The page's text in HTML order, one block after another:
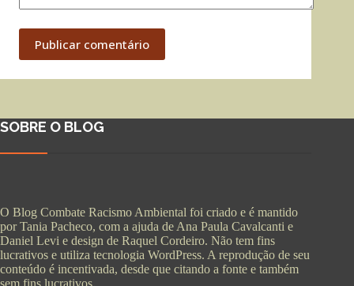
Publicar comentário
SOBRE O BLOG
O Blog Combate Racismo Ambiental foi criado e é mantido
por Tania Pacheco, com a ajuda de Ana Paula Cavalcanti e
Daniel Levi e design de Raquel Cordeiro. Não tem fins
lucrativos e utiliza tecnologia WordPress. A reprodução de seu
conteúdo é incentivada, desde que citando a fonte e também